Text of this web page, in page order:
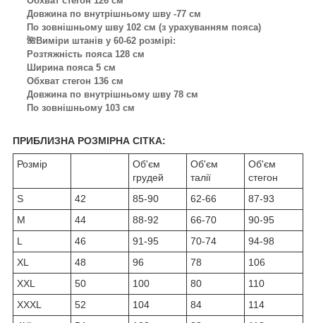
Довжина по внутрішньому шву -77 см
По зовнішньому шву 102 см (з урахуванням пояса)
🌺Виміри штанів у 60-62 розмірі:
Розтяжність пояса 128 см
Ширина пояса 5 см
Обхват стегон 136 см
Довжина по внутрішньому шву 78 см
По зовнішньому 103 см
ПРИБЛИЗНА РОЗМІРНА СІТКА:
Розмір
Об'єм
грудей
Об'єм
талії
Об'єм
стегон
S
42 85-90 62-66
87-93
M
44 88-92 66-70
90-95
L
46 91-95 70-74
94-98
XL
48 96 78
106
XXL
50 100 80
110
XXXL
52 104 84
114